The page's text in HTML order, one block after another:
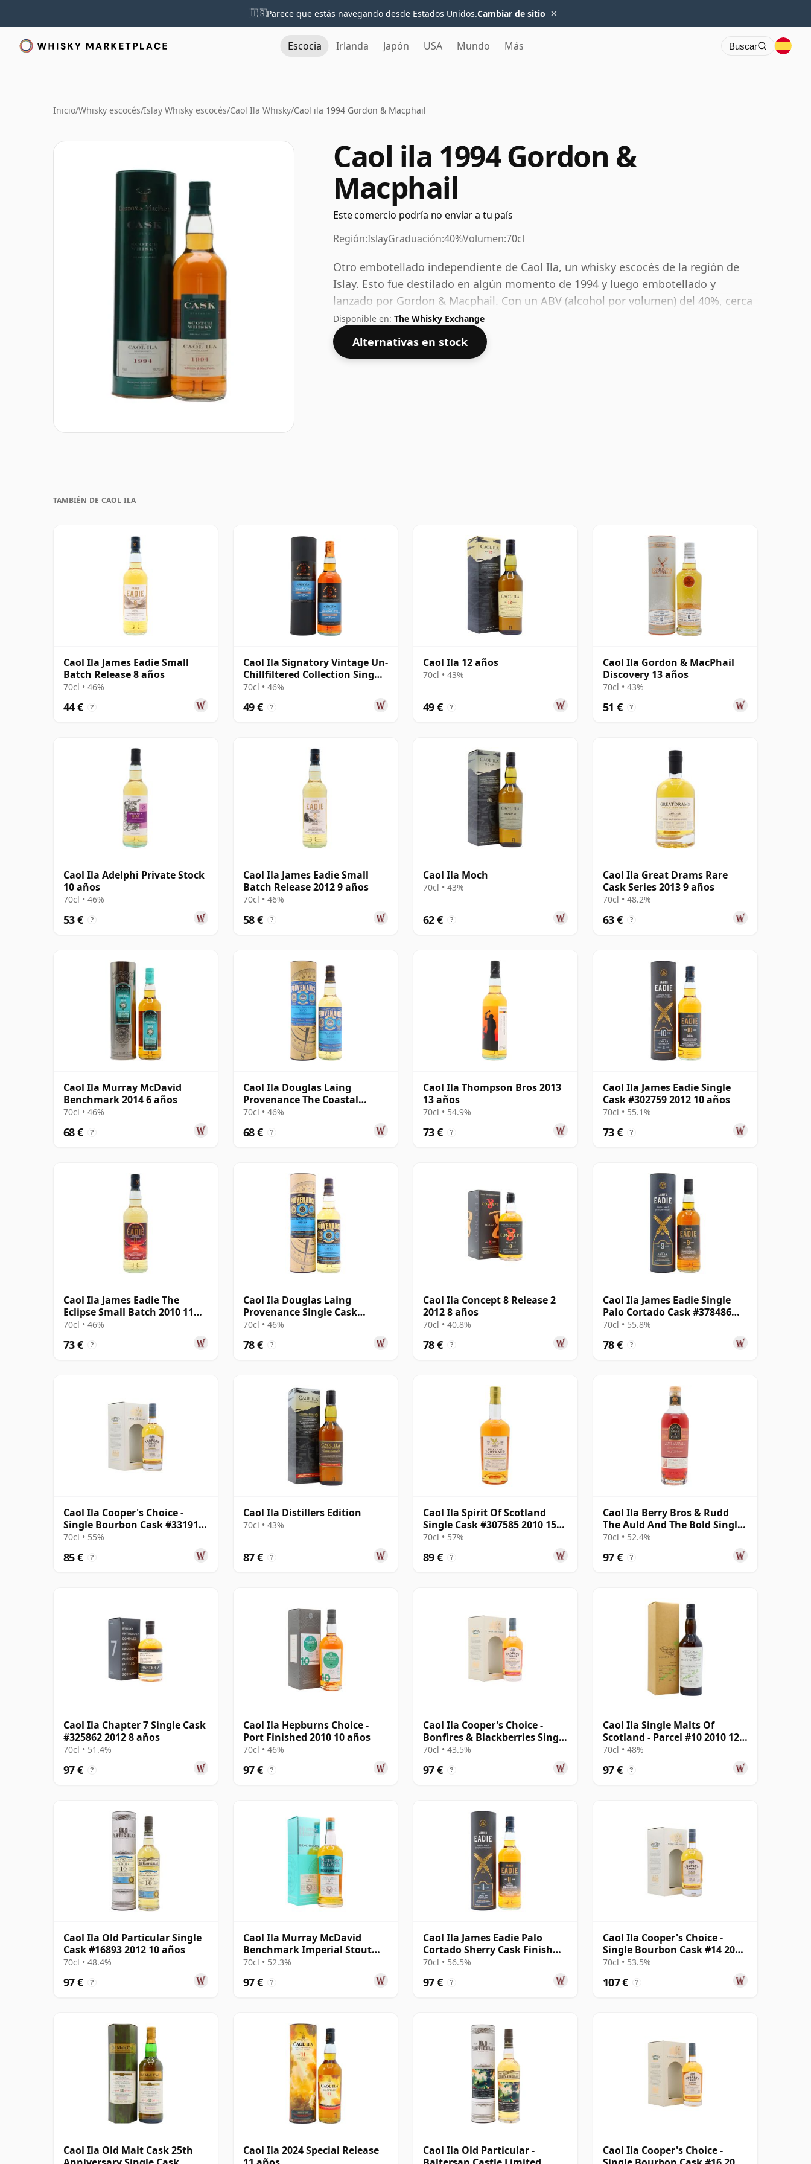
🇺🇸Parece que estás navegando desde Estados Unidos.Cambiar de sitio ×
Escocia Irlanda Japón USA Mundo Más Buscar
Inicio/Whisky escocés/Islay Whisky escocés/Caol Ila Whisky/Caol ila 1994 Gordon & Macphail
Caol ila 1994 Gordon &
Macphail
Este comercio podría no enviar a tu país
Región:IslayGraduación:40%Volumen:70cl
Otro embotellado independiente de Caol Ila, un whisky escocés de la región de
Islay. Esto fue destilado en algún momento de 1994 y luego embotellado y
lanzado por Gordon & Macphail. Con un ABV (alcohol por volumen) del 40%, cerca
de la concentración mínima con la que se puede embotellar el whisky, y por lo
tanto se considera un whisky de concentración "estándar".
Disponible en: The Whisky Exchange
Alternativas en stock
TAMBIÉN DE CAOL ILA
Caol Ila James Eadie Small
Batch Release 8 años
70cl • 46%
44 € ?
Caol Ila Signatory Vintage Un-
Chillfiltered Collection Sing
2016 10 años
70cl • 46%
49 € ?
Caol Ila 12 años
70cl • 43%
49 € ?
Caol Ila Gordon & MacPhail
Discovery 13 años
70cl • 43%
51 € ?
Caol Ila Adelphi Private Stock
10 años
70cl • 46%
53 € ?
Caol Ila James Eadie Small
Batch Release 2012 9 años
70cl • 46%
58 € ?
Caol Ila Moch
70cl • 43%
62 € ?
Caol Ila Great Drams Rare
Cask Series 2013 9 años
70cl • 48.2%
63 € ?
Caol Ila Murray McDavid
Benchmark 2014 6 años
70cl • 46%
68 € ?
Caol Ila Douglas Laing
Provenance The Coastal
Collection Si 2012 8 años
70cl • 46%
68 € ?
Caol Ila Thompson Bros 2013
13 años
70cl • 54.9%
73 € ?
Caol Ila James Eadie Single
Cask #302759 2012 10 años
70cl • 55.1%
73 € ?
Caol Ila James Eadie The
Eclipse Small Batch 2010 11
años
70cl • 46%
73 € ?
Caol Ila Douglas Laing
Provenance Single Cask
#14552 2010 10 años
70cl • 46%
78 € ?
Caol Ila Concept 8 Release 2
2012 8 años
70cl • 40.8%
78 € ?
Caol Ila James Eadie Single
Palo Cortado Cask #378486
2015 9 años
70cl • 55.8%
78 € ?
Caol Ila Cooper's Choice -
Single Bourbon Cask #331912
2012 8 años
70cl • 55%
85 € ?
Caol Ila Distillers Edition
70cl • 43%
87 € ?
Caol Ila Spirit Of Scotland
Single Cask #307585 2010 15
años
70cl • 57%
89 € ?
Caol Ila Berry Bros & Rudd
The Auld And The Bold Single
Cas 2011 14 años
70cl • 52.4%
97 € ?
Caol Ila Chapter 7 Single Cask
#325862 2012 8 años
70cl • 51.4%
97 € ?
Caol Ila Hepburns Choice -
Port Finished 2010 10 años
70cl • 46%
97 € ?
Caol Ila Cooper's Choice -
Bonfires & Blackberries Single
P
70cl • 43.5%
97 € ?
Caol Ila Single Malts Of
Scotland - Parcel #10 2010 12
años
70cl • 48%
97 € ?
Caol Ila Old Particular Single
Cask #16893 2012 10 años
70cl • 48.4%
97 € ?
Caol Ila Murray McDavid
Benchmark Imperial Stout
Cask 2012 12 años
70cl • 52.3%
97 € ?
Caol Ila James Eadie Palo
Cortado Sherry Cask Finish
Single 2009 11 años
70cl • 56.5%
97 € ?
Caol Ila Cooper's Choice -
Single Bourbon Cask #14 2008
12 años
70cl • 53.5%
107 € ?
Caol Ila Old Malt Cask 25th
Caol Ila 2024 Special Release
Caol Ila Old Particular -
Caol Ila Cooper's Choice -